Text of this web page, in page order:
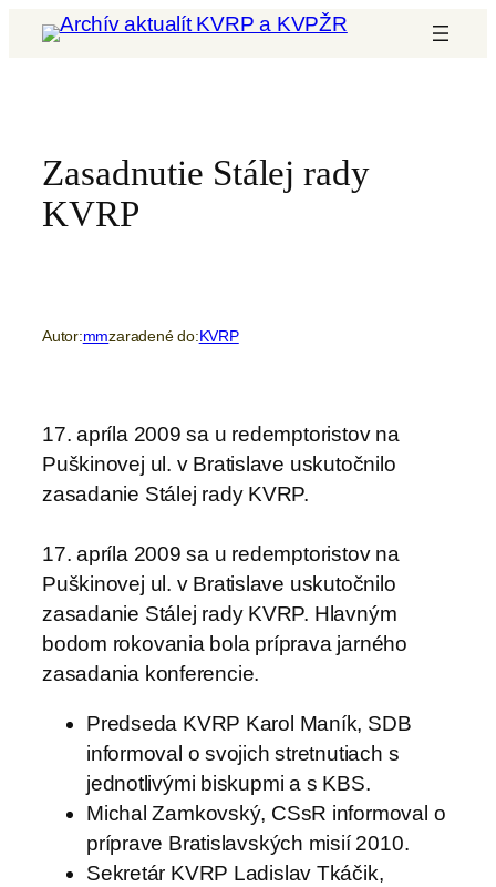
Prejsť
Zasadnutie Stálej rady
KVRP
Autor:mmzaradené do:KVRP
17. apríla 2009 sa u redemptoristov na
Puškinovej ul. v Bratislave uskutočnilo
zasadanie Stálej rady KVRP.
17. apríla 2009 sa u redemptoristov na
Puškinovej ul. v Bratislave uskutočnilo
zasadanie Stálej rady KVRP. Hlavným
bodom rokovania bola príprava jarného
zasadania konferencie.
Predseda KVRP Karol Maník, SDB
informoval o svojich stretnutiach s
jednotlivými biskupmi a s KBS.
Michal Zamkovský, CSsR informoval o
príprave Bratislavských misií 2010.
Sekretár KVRP Ladislav Tkáčik,